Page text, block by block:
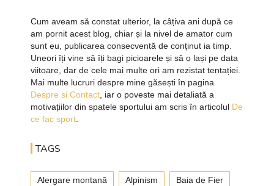
Cum aveam să constat ulterior, la câțiva ani după ce
am pornit acest blog, chiar și la nivel de amator cum
sunt eu, publicarea consecventă de conținut ia timp.
Uneori îți vine să îți bagi picioarele și să o lași pe data
viitoare, dar de cele mai multe ori am rezistat tentației.
Mai multe lucruri despre mine găsești în pagina
Despre si Contact , iar o poveste mai detaliată a
motivațiilor din spatele sportului am scris în articolul De
ce fac sport
TAGS
Alergare montană Alpinism Baia de Fier